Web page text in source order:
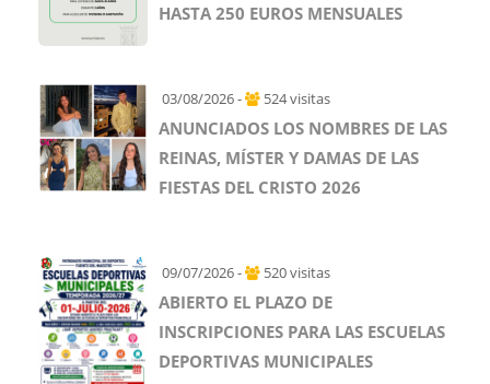
HASTA 250 EUROS MENSUALES
03/08/2026 - 524 visitas
ANUNCIADOS LOS NOMBRES DE LAS
REINAS, MÍSTER Y DAMAS DE LAS
FIESTAS DEL CRISTO 2026
09/07/2026 - 520 visitas
ABIERTO EL PLAZO DE
INSCRIPCIONES PARA LAS ESCUELAS
DEPORTIVAS MUNICIPALES